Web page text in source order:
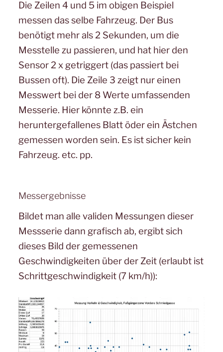
Die Zeilen 4 und 5 im obigen Beispiel
messen das selbe Fahrzeug. Der Bus
benötigt mehr als 2 Sekunden, um die
Messtelle zu passieren, und hat hier den
Sensor 2 x getriggert (das passiert bei
Bussen oft). Die Zeile 3 zeigt nur einen
Messwert bei der 8 Werte umfassenden
Messerie. Hier könnte z.B. ein
heruntergefallenes Blatt öder ein Ästchen
gemessen worden sein. Es ist sicher kein
Fahrzeug. etc. pp.
Messergebnisse
Bildet man alle validen Messungen dieser
Messserie dann grafisch ab, ergibt sich
dieses Bild der gemessenen
Geschwindigkeiten über der Zeit (erlaubt ist
Schrittgeschwindigkeit (7 km/h)):